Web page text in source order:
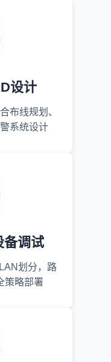
设计
布线规划、
系统设计
备调试
划分，路
策略部署